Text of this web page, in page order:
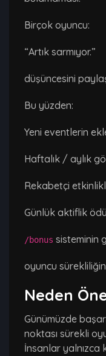
Birçok oyuncu:
“Artık sarmıyor.”
düşüncesini
Bu yüzden:
Yeni eventlerin
Haftalık / aylık
Rekabetçi
Günlük aktiflik
/bonus sisteminin
oyuncu
Neden
Günümüzde
noktası sürekli
İnsanlar yalnızca